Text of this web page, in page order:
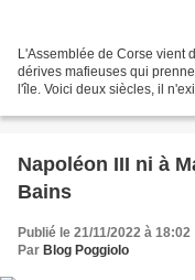
L'Assemblée de Corse vient
dérives mafieuses qui
l'île. Voici deux siècles, il
Napoléon III ni à
Bains
Publié le 21/11/2022 à 18:02
Par Blog Poggiolo